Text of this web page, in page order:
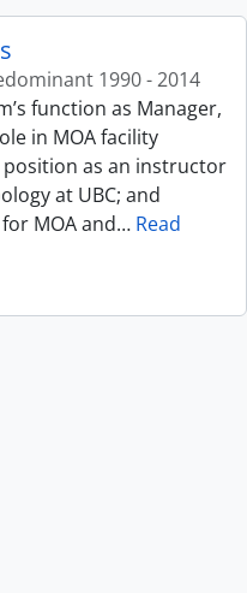
1990 - 2014
function as Manager,
in MOA facility
as an instructor
at UBC; and
MOA and… Read